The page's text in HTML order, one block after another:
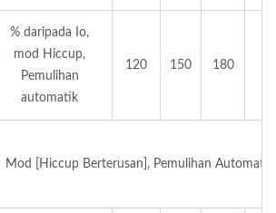
% daripada Io,
mod Hiccup,
Pemulihan
automatik
120 150 180
Mod [Hiccup Berterusan], Pemulihan Automatik